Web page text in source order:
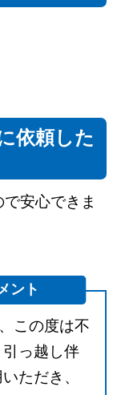
依頼した
安心できま
ント
この度は不
っ越し伴
ただき、